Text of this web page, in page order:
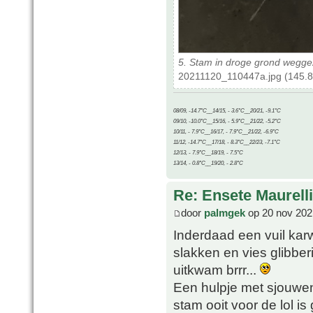
5. Stam in droge grond
20211120_110447a.jpg
08/09, -14.7°C__14/15, - 3.6°C__20/21, -9.1°C
09/10, -10.0°C__15/16, - 5.9°C__21/22, -5.2°C
10/11, - 7.9°C__16/17, - 7.9°C__21/22, -6.9°C
11/12, -14.7°C__17/18, - 8.3°C__22/23, -7.1°C
12/13, - 7.9°C__18/19, - 7.5°C
13/14, - 0.8°C__19/20, - 2.8°C
Re: Ensete
door palmgek op 20 nov
Inderdaad een vuil
slakken en vies
uitkwam brrr...
Een hulpje met
stam ooit voor de lol